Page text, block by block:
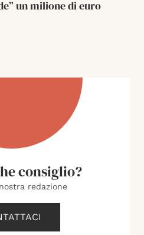
un milione di euro
consiglio?
redazione